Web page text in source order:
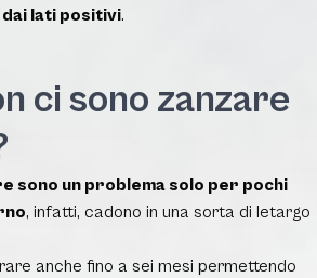
dai lati positivi.
ci sono zanzare
sono un problema solo per pochi
, infatti, cadono in una sorta di letargo
anche fino a sei mesi permettendo